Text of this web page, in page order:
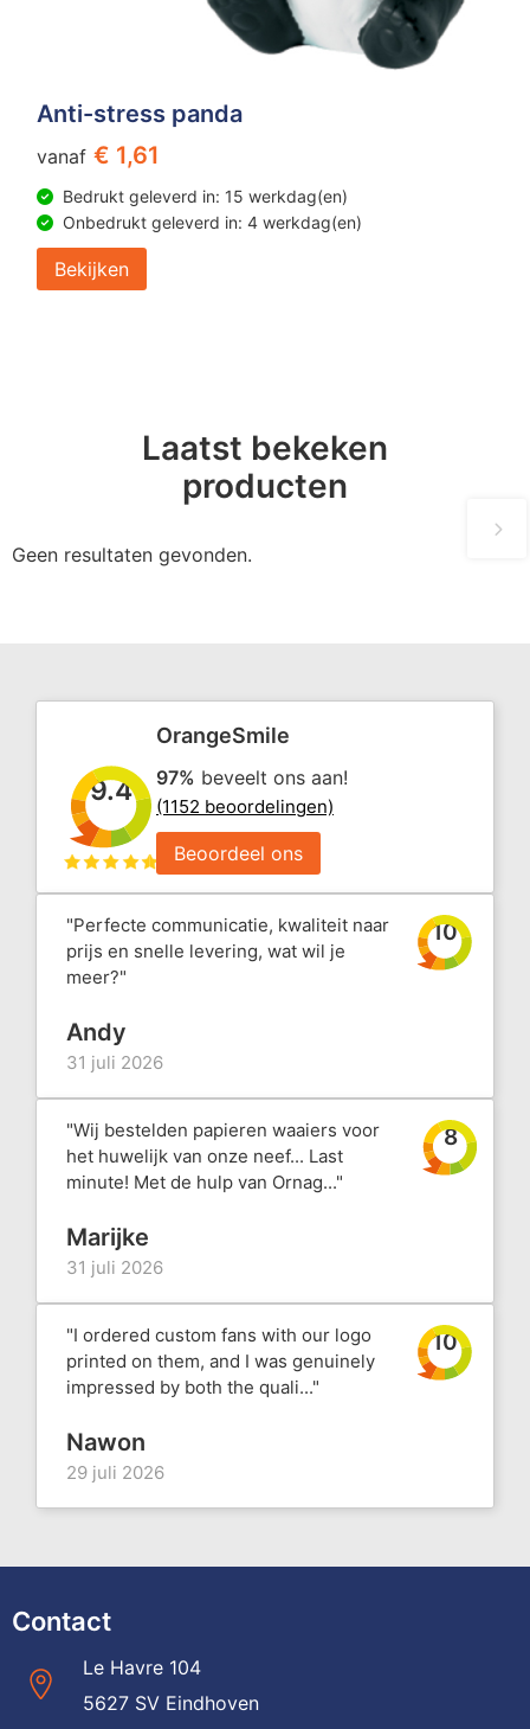
Anti-stress panda
vanaf € 1,61
Bedrukt geleverd in: 15 werkdag(en)
Onbedrukt geleverd in: 4 werkdag(en)
Bekijken
Laatst bekeken
producten
Geen resultaten gevonden.
9.4
OrangeSmile
97% beveelt ons aan!
(1152 beoordelingen)
Beoordeel ons
"Perfecte communicatie, kwaliteit naar
prijs en snelle levering, wat wil je
meer?"
10
Andy
31 juli 2026
"Wij bestelden papieren waaiers voor
het huwelijk van onze neef... Last
minute! Met de hulp van Ornag..."
8
Marijke
31 juli 2026
"I ordered custom fans with our logo
printed on them, and I was genuinely
impressed by both the quali..."
10
Nawon
29 juli 2026
Contact
Le Havre 104
5627 SV Eindhoven